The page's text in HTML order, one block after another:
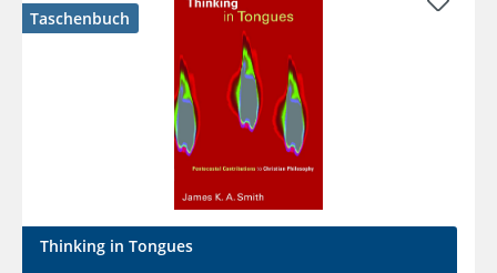
Taschenbuch
Thinking in Tongues